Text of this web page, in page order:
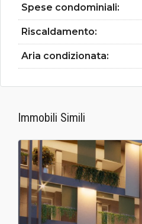
Spese condominiali:
Riscaldamento:
Aria condizionata:
Immobili Simili